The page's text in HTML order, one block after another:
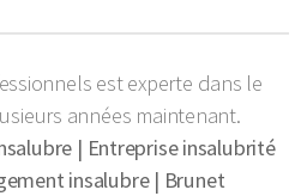
est experte dans le
années maintenant.
| Entreprise insalubrité
insalubre | Brunet